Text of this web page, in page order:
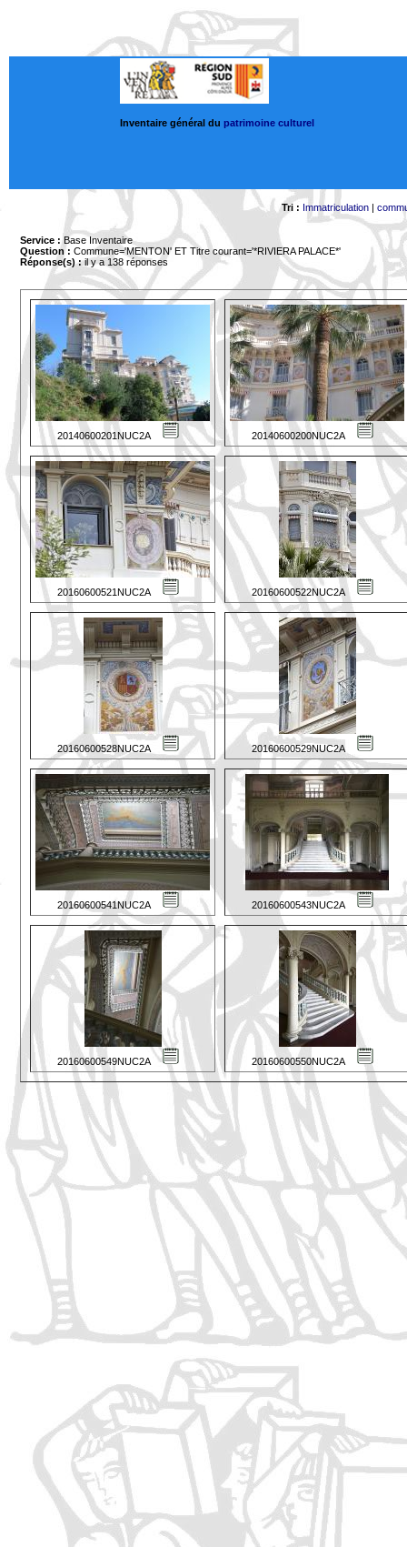
Inventaire général du patrimoine culturel
Tri : Immatriculation|
Service : Base Inventaire
Question : Commune='MENTON' ET Titre courant='*RIVIERA PALACE*'
Réponse(s) :il y a 138 réponses
20140600201NUC2A 20140600200NUC2A
20160600521NUC2A 20160600522NUC2A
20160600528NUC2A 20160600529NUC2A
20160600541NUC2A 20160600543NUC2A
20160600549NUC2A 20160600550NUC2A